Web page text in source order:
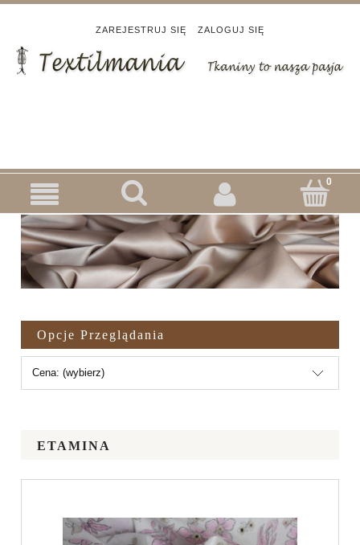
ZAREJESTRUJ SIĘ ZALOGUJ SIĘ
Opcje Przeglądania
Cena: (wybierz)
ETAMINA